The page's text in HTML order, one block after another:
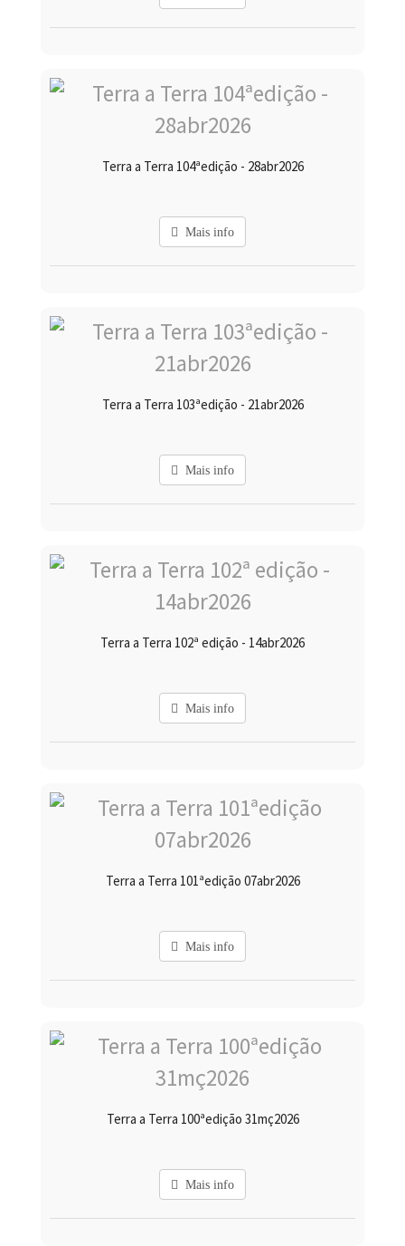
Terra a Terra 104ªedição - 28abr2026
Mais info
Terra a Terra 103ªedição - 21abr2026
Mais info
Terra a Terra 102ª edição - 14abr2026
Mais info
Terra a Terra 101ªedição 07abr2026
Mais info
Terra a Terra 100ªedição 31mç2026
Mais info